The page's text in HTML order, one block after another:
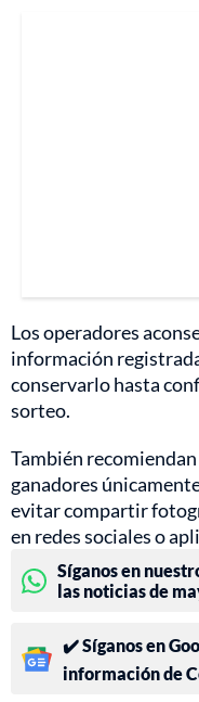
Los operadores
información
conservarlo hasta
sorteo.
También
ganadores
evitar compartir
en redes sociales o
Síganos en
las noticias de
✔️ Síganos en
información de